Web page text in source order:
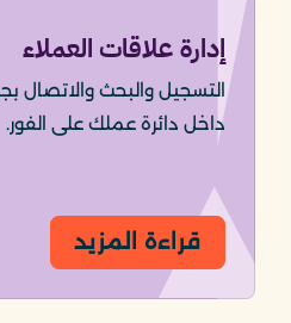
إدارة علاقات العملاء
التسجيل والبحث والاتصال
داخل دائرة عملك على الفور.
قراءة المزيد